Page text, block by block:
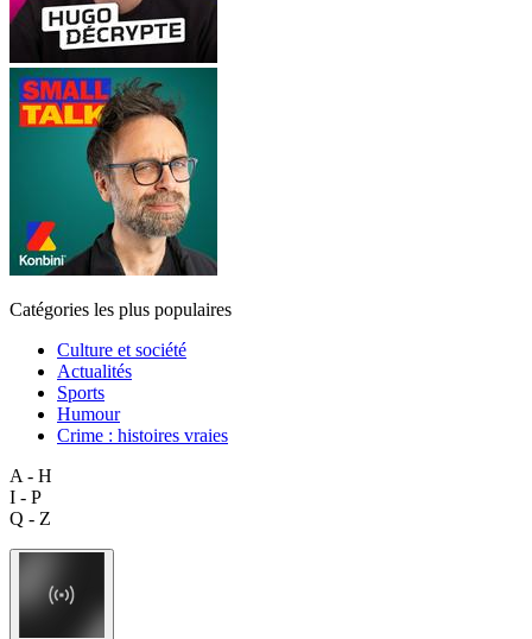
Catégories les plus populaires
Culture et société
Actualités
Sports
Humour
Crime : histoires vraies
A - H
I - P
Q - Z